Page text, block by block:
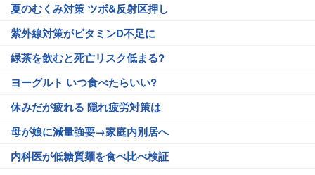
夏のむくみ対策 ツボ&反射区押し
紫外線対策がビタミンD不足に
緑茶を飲むと死亡リスク低まる?
ヨーグルト いつ食べたらいい?
休みだが疲れる 隠れ疲労対策は
母が娘に減量強要→家庭内別居へ
内科医が低糖質麺を食べ比べ検証